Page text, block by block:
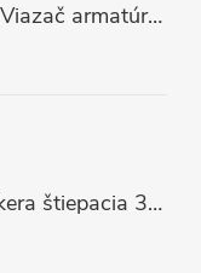
EXTOL INDUSTRIAL 8791861 Viazač armatúr aku Share20V, bez aku, drôt 0,8mm, oko 8-34mm, bezuhlíkový motor
EXTOL PREMIUM 8871287 Sekera štiepacia 3500g, nylónová násada 910mm